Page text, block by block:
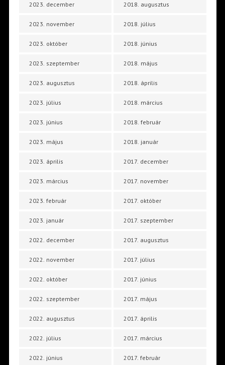
2023. december
2023. november
2023. október
2023. szeptember
2023. augusztus
2023. július
2023. június
2023. május
2023. április
2023. március
2023. február
2023. január
2022. december
2022. november
2022. október
2022. szeptember
2022. augusztus
2022. július
2022. június
2018. augusztus
2018. július
2018. június
2018. május
2018. április
2018. március
2018. február
2018. január
2017. december
2017. november
2017. október
2017. szeptember
2017. augusztus
2017. július
2017. június
2017. május
2017. április
2017. március
2017. február